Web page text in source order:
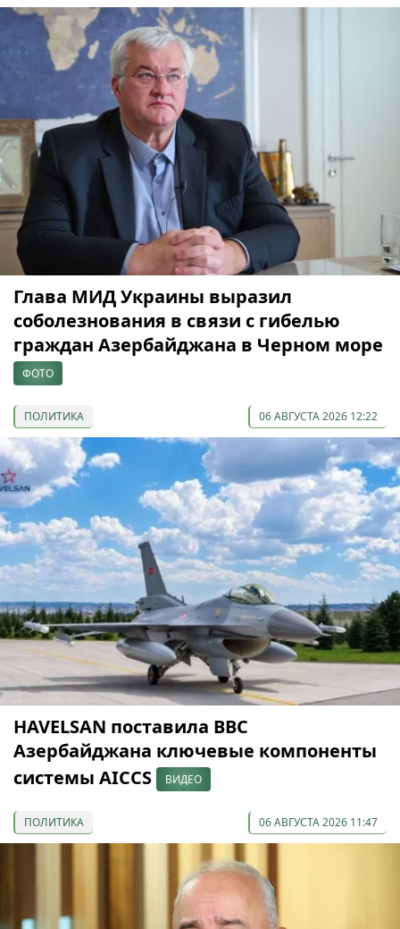
Глава МИД Украины выразил
соболезнования в связи с гибелью
граждан Азербайджана в Черном море
ФОТО
ПОЛИТИКА 06 АВГУСТА 2026 12:22
HAVELSAN поставила ВВС
Азербайджана ключевые компоненты
системы AICCS
ВИДЕО
ПОЛИТИКА 06 АВГУСТА 2026 11:47